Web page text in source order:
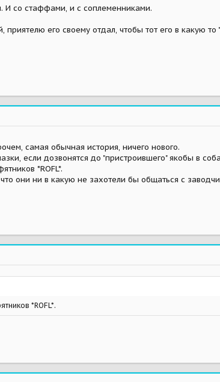
И со стаффами, и с соплеменниками.
приятелю его своему отдал, чтобы тот его в какую
самая обычная история, ничего нового.
если дозвонятся до "пристроившего" якобы в
*ROFL*.
они ни в какую не захотели бы общаться с
*ROFL*.